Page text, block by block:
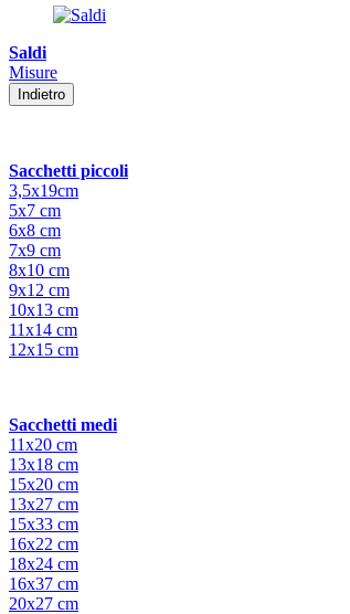
Saldi
Misure
Indietro
Sacchetti piccoli
3,5x19cm
5x7 cm
6x8 cm
7x9 cm
8x10 cm
9x12 cm
10x13 cm
11x14 cm
12x15 cm
Sacchetti medi
11x20 cm
13x18 cm
15x20 cm
13x27 cm
15x33 cm
16x22 cm
18x24 cm
16x37 cm
20x27 cm